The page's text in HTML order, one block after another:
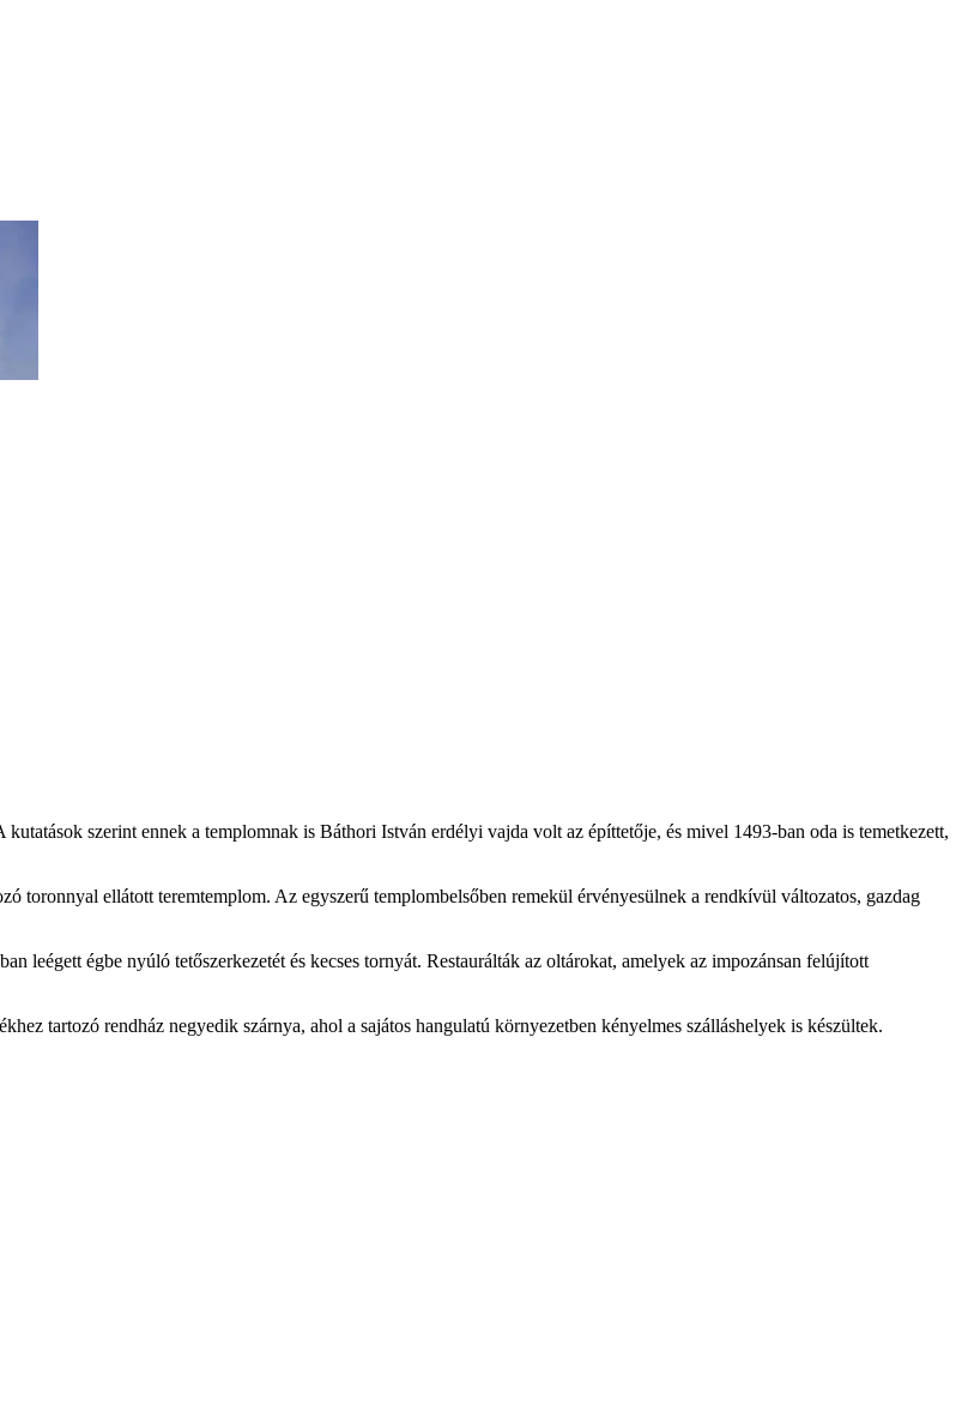
szerint ennek a templomnak is Báthori István erdélyi vajda volt az építtetője, és mivel 1493-ban oda is temetkezett,
toronnyal ellátott teremtemplom. Az egyszerű templombelsőben remekül érvényesülnek a rendkívül változatos, gazdag
leégett égbe nyúló tetőszerkezetét és kecses tornyát. Restaurálták az oltárokat, amelyek az impozánsan felújított
tartozó rendház negyedik szárnya, ahol a sajátos hangulatú környezetben kényelmes szálláshelyek is készültek.